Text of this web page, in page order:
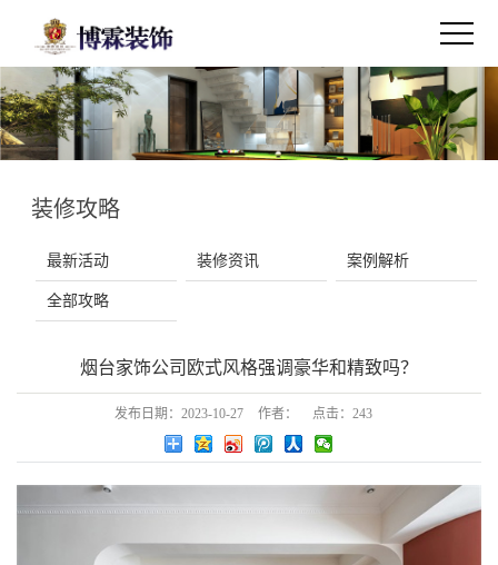
装修攻略
最新活动 装修资讯 案例解析
全部攻略
烟台家饰公司欧式风格强调豪华和精致吗？
发布日期： 2023-10-27 作者： 点击： 243